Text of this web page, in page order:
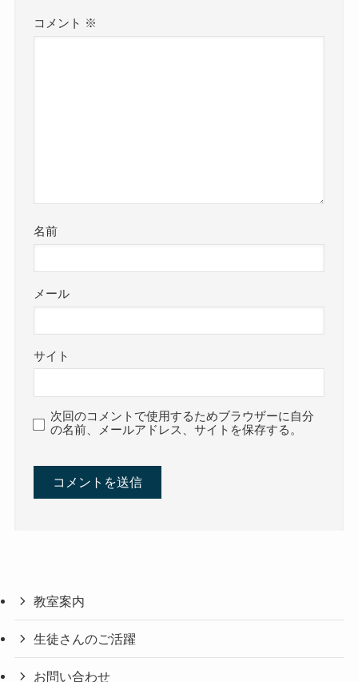
コメント ※
名前
メール
サイト
次回のコメントで使用するためブラウザーに自分
の名前、メールアドレス、サイトを保存する。
教室案内
生徒さんのご活躍
お問い合わせ